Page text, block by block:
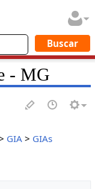
- MG
GIA> GIAs